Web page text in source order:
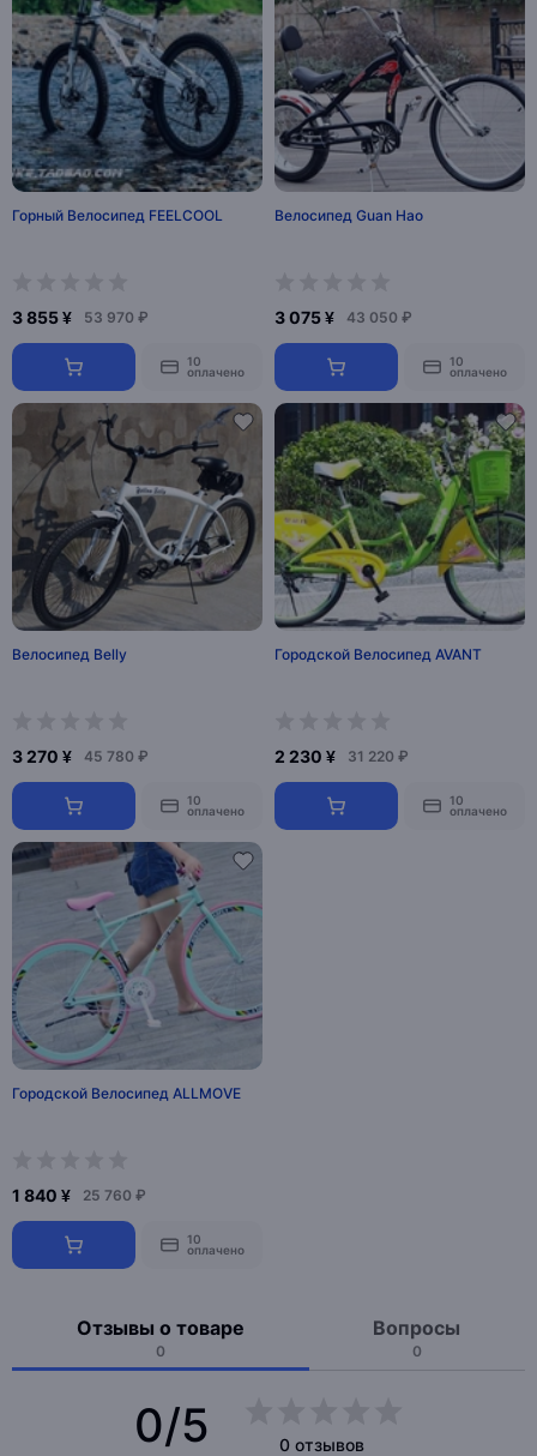
Горный Велосипед FEELCOOL
3 855 ¥ 53 970 ₽
10
оплачено
Велосипед Guan Hao
3 075 ¥ 43 050 ₽
10
оплачено
Велосипед Belly
3 270 ¥ 45 780 ₽
10
оплачено
Городской Велосипед AVANT
2 230 ¥ 31 220 ₽
10
оплачено
Городской Велосипед ALLMOVE
1 840 ¥ 25 760 ₽
10
оплачено
Отзывы о товаре
0
Вопросы
0
0/5
0 отзывов